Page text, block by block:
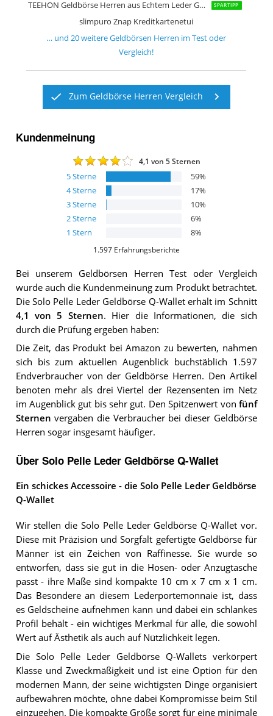
TEEHON Geldbörse Herren aus Echtem Leder Geldbeutel Männer im Hochformat SPARTIPP
slimpuro Znap Kreditkartenetui
… und20weitereGeldbörsen Herren im Test oder
Vergleich!
Zum Geldbörse Herren Vergleich
Kundenmeinung
4,1 von 5 Sternen
5Sterne 59%
4Sterne 17%
3Sterne 10%
2Sterne 6%
1 Stern 8%
1.597 Erfahrungsberichte
Bei unserem Geldbörsen Herren Test oder Vergleich
wurde auch die Kundenmeinung zum Produkt betrachtet.
Die Solo Pelle Leder Geldbörse Q-Walleterhält im Schnitt
4,1
von 5 Sternen. Hier die Informationen, die sich
durch die Prüfung ergeben haben:
Die Zeit, das Produkt bei Amazon zu bewerten, nahmen
sich bis zum aktuellen Augenblick buchstäblich 1.597
Endverbraucher von der Geldbörse Herren. Den Artikel
benoten mehr als drei Viertel der Rezensenten im Netz
im Augenblick gut bis sehr gut. Den Spitzenwert von fünf
Sternen vergaben die Verbraucher bei dieser Geldbörse
Herren sogar insgesamt häufiger.
Über Solo Pelle Leder Geldbörse Q-Wallet
Ein schickes Accessoire - die Solo Pelle Leder Geldbörse
Q-Wallet
Wir stellen die Solo Pelle Leder Geldbörse Q-Wallet vor.
Diese mit Präzision und Sorgfalt gefertigte Geldbörse für
Männer ist ein Zeichen von Raffinesse. Sie wurde so
entworfen, dass sie gut in die Hosen- oder Anzugtasche
passt - ihre Maße sind kompakte 10 cm x 7 cm x 1 cm.
Das Besondere an diesem Lederportemonnaie ist, dass
es Geldscheine aufnehmen kann und dabei ein schlankes
Profil behält - ein wichtiges Merkmal für alle, die sowohl
Wert auf Ästhetik als auch auf Nützlichkeit legen.
Die Solo Pelle Leder Geldbörse Q-Wallets verkörpert
Klasse und Zweckmäßigkeit und ist eine Option für den
modernen Mann, der seine wichtigsten Dinge organisiert
aufbewahren möchte, ohne dabei Kompromisse beim Stil
einzugehen. Die kompakte Größe sorgt für eine minimale